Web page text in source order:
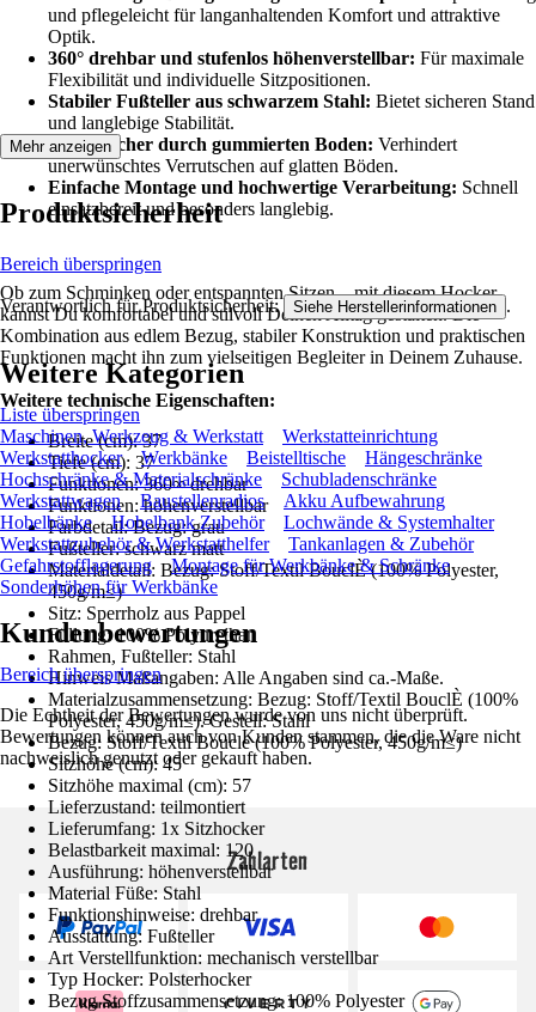
und pflegeleicht für langanhaltenden Komfort und attraktive
Optik.
360° drehbar und stufenlos höhenverstellbar: Für maximale
Flexibilität und individuelle Sitzpositionen.
Stabiler Fußteller aus schwarzem Stahl: Bietet sicheren Stand
und langlebige Stabilität.
Rutschsicher durch gummierten Boden: Verhindert
unerwünschtes Verrutschen auf glatten Böden.
Einfache Montage und hochwertige Verarbeitung: Schnell
einsatzbereit und besonders langlebig.
Ob zum Schminken oder entspannten Sitzen – mit diesem Hocker
kannst Du komfortabel und stilvoll Deinen Alltag gestalten. Die
Kombination aus edlem Bezug, stabiler Konstruktion und praktischen
Funktionen macht ihn zum vielseitigen Begleiter in Deinem Zuhause.
Weitere technische Eigenschaften:
Breite (cm): 37
Tiefe (cm): 37
Funktionen: 360∞ drehbar
Funktionen: höhenverstellbar
Farbdetail: Bezug: grau
Fußteller: schwarz matt
Materialdetail: Bezug: Stoff/Textil BouclÈ (100% Polyester,
450g/m≤)
Sitz: Sperrholz aus Pappel
Füllung: 100% Polyurethan
Rahmen, Fußteller: Stahl
Hinweis Maßangaben: Alle Angaben sind ca.-Maße.
Materialzusammensetzung: Bezug: Stoff/Textil BouclÈ (100%
Polyester, 450g/m≤). Gestell: Stahl
Bezug: Stoff/Textil Boucle (100% Polyester, 450g/m≤)
Sitzhöhe (cm): 45
Sitzhöhe maximal (cm): 57
Lieferzustand: teilmontiert
Lieferumfang: 1x Sitzhocker
Belastbarkeit maximal: 120
Ausführung: höhenverstellbar
Material Füße: Stahl
Funktionshinweise: drehbar
Ausstattung: Fußteller
Art Verstellfunktion: mechanisch verstellbar
Typ Hocker: Polsterhocker
Bezug Stoffzusammensetzung: 100% Polyester
Mehr anzeigen
Produktsicherheit
Bereich überspringen
Verantwortlich für Produktsicherheit: Siehe Herstellerinformationen .
Weitere Kategorien
Liste überspringen
Maschinen, Werkzeug & Werkstatt
Werkstatteinrichtung
Werkstatthocker
Werkbänke Beistelltische
Hängeschränke
Hochschränke & Materialschränke
Schubladenschränke
Werkstattwagen
Baustellenradios
Akku Aufbewahrung
Hobelbänke
Hobelbank Zubehör
Lochwände & Systemhalter
Werkstattzubehör & Werkstatthelfer
Tankanlagen & Zubehör
Gefahrstofflagerung
Montage für Werkbänke & Schränke
Sonderhöhen für Werkbänke
Kundenbewertungen
Bereich überspringen
Die Echtheit der Bewertungen wurde von uns nicht überprüft.
Bewertungen können auch von Kunden stammen, die die Ware nicht
nachweislich genutzt oder gekauft haben.
Zahlarten